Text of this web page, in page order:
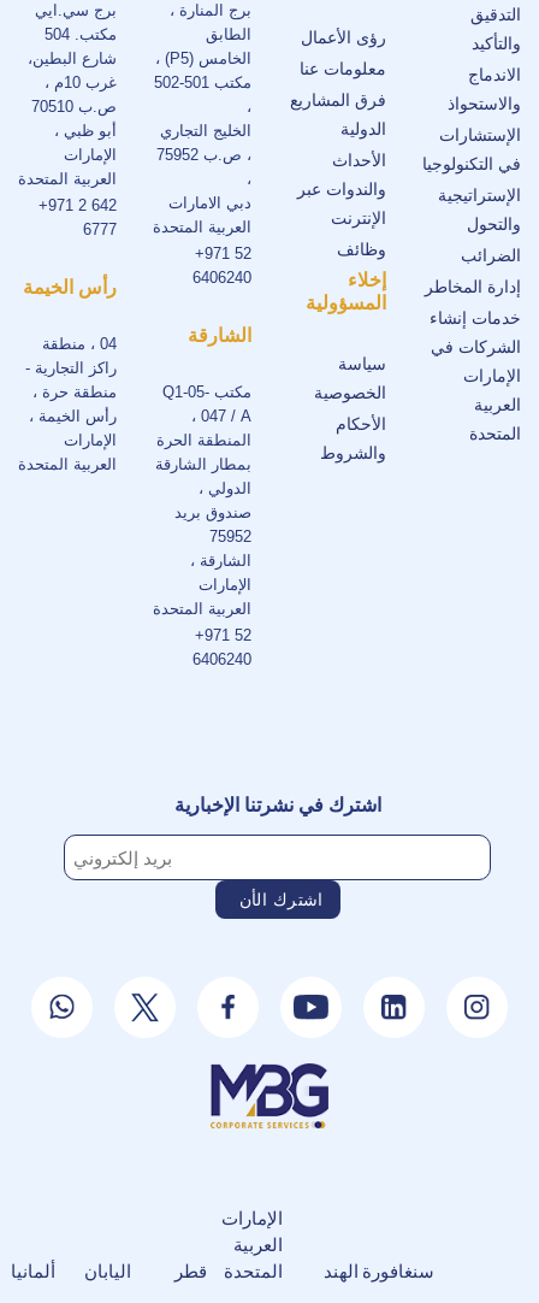
التدقيق
والتأكيد
الاندماج
والاستحواذ
الإستشارات
في التكنولوجيا
الإستراتيجية
والتحول
الضرائب
إدارة المخاطر
خدمات إنشاء
الشركات في
الإمارات
العربية
المتحدة
رؤى الأعمال
معلومات عنا
فرق المشاريع
الدولية
الأحداث
والندوات عبر
الإنترنت
وظائف
إخلاء
المسؤولية
سياسة
الخصوصية
الأحكام
والشروط
برج المنارة ،
الطابق
الخامس (P5) ،
مكتب 501-502
،
الخليج التجاري
، ص.ب 75952
،
دبي الامارات
العربية المتحدة
+971 52
6406240
الشارقة
مكتب Q1-05-
047 / A ،
المنطقة الحرة
بمطار الشارقة
الدولي ،
صندوق بريد
75952
الشارقة ،
الإمارات
العربية المتحدة
+971 52
6406240
برج سي.ايي
مكتب. 504
شارع البطين،
غرب 10م ،
ص.ب 70510
أبو ظبي ،
الإمارات
العربية المتحدة
+971 2 642
6777
رأس الخيمة
04 ، منطقة
راكز التجارية -
منطقة حرة ،
رأس الخيمة ،
الإمارات
العربية المتحدة
اشترك في نشرتنا الإخبارية
سنغافورة الهند
الإمارات
العربية
المتحدة
قطر اليابان ألمانيا